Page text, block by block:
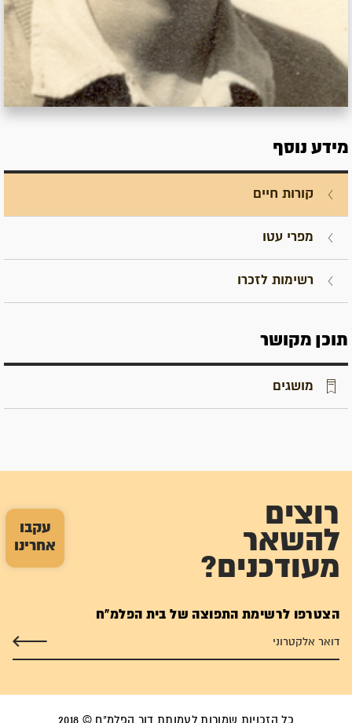
עקבו
אחרינו
מידע נוסף
קורות חיים
מפרי עטו
רשימות לזכרו
תוכן מקושר
מושגים
רוצים
להשאר
מעודכנים?
הצטרפו לרשימת התפוצה של בית הפלמ"ח
כל הזכויות שמורות לעמותת דור הפלמ"ח © 2018